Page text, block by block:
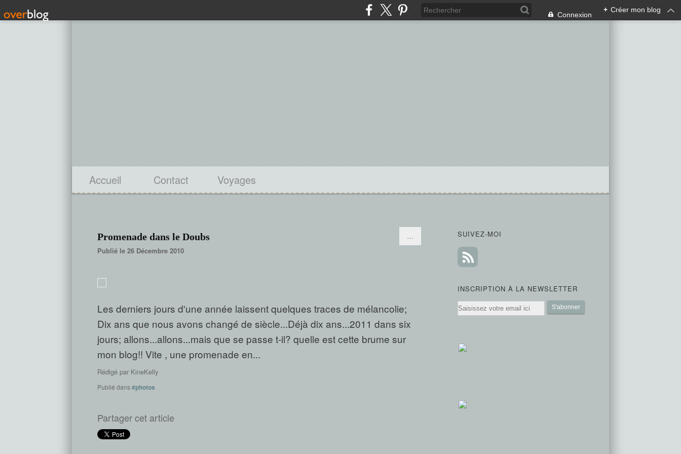
Connexion
+ Créer mon blog
Accueil Contact Voyages
…
Promenade dans le Doubs
Publié le 26 Décembre 2010
Les derniers jours d'une année laissent quelques traces de mélancolie;
Dix ans que nous avons changé de siècle...Déjà dix ans...2011 dans six
jours; allons...allons...mais que se passe t-il? quelle est cette brume sur
mon blog!! Vite , une promenade en...
Rédigé par KineKelly
Publié dans#photos
Partager cet article
SUIVEZ-MOI
INSCRIPTION À LA NEWSLETTER
Email